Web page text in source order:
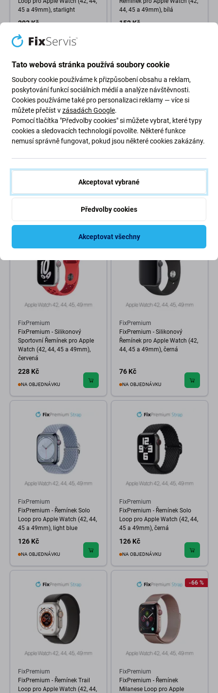
45 a 49mm), starlight
203 Kč
NA OBJEDNÁVKU
44, 45 a 49mm), bílá
152 Kč
Řemínek pro Apple Watch (42,
44, 45 a 49mm), červená
152 Kč
Loop pro Apple Watch (42, 44,
45 a 49mm), bílá
228 Kč
SKLADEM 1 ks
FixPremium
FixPremium - Silikonový
Sportovní Řemínek pro Apple
Watch (42, 44, 45 a 49mm),
červená
228 Kč
NA OBJEDNÁVKU
FixPremium
FixPremium - Silikonový
Řemínek pro Apple Watch (42,
44, 45 a 49mm), černá
76 Kč
NA OBJEDNÁVKU
FixPremium
FixPremium - Řemínek Solo
Loop pro Apple Watch (42, 44,
45 a 49mm), light blue
126 Kč
NA OBJEDNÁVKU
FixPremium
FixPremium - Řemínek Solo
Loop pro Apple Watch (42, 44,
45 a 49mm), černá
126 Kč
NA OBJEDNÁVKU
FixPremium
FixPremium - Řemínek Trail
Loop pro Apple Watch (42, 44,
-66 %
FixPremium
FixPremium - Řemínek
Milanese Loop pro Apple
Tato webová stránka používá soubory cookie
Soubory cookie používáme k přizpůsobení obsahu a reklam,
poskytování funkcí sociálních médií a analýze návštěvnosti.
Cookies používáme také pro personalizaci reklamy — více si
můžete přečíst vzásadách Google.
Pomocí tlačítka "Předvolby cookies" si můžete vybrat, které typy
cookies a sledovacích technologií povolíte. Některé funkce
nemusí správně fungovat, pokud jsou některé cookies zakázány.
Akceptovat vybrané
Předvolby cookies
Akceptovat všechny